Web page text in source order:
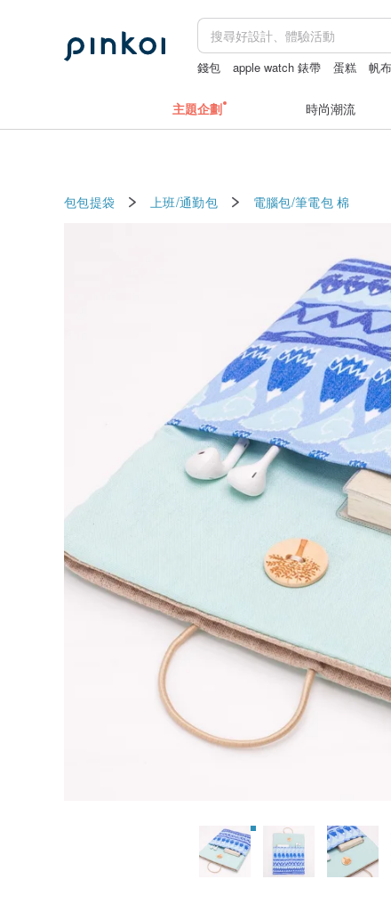
錢包 apple watch 錶帶 蛋糕 帆
主題企劃 時尚潮流
包包提袋 上班/通勤包 電腦包/筆電包 棉